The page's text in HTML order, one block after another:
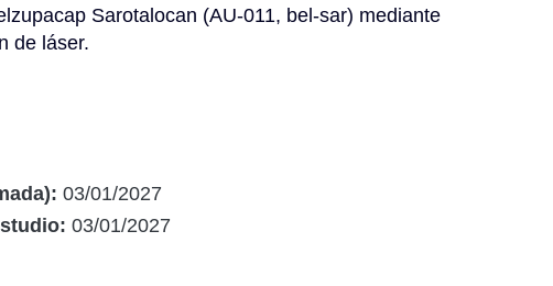
Sarotalocan (AU-011, bel-sar) mediante
de láser.
03/01/2027
03/01/2027